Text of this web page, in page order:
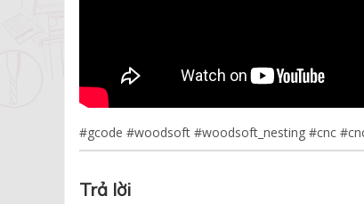
#gcode #woodsoft #woodsoft_nesting #cnc
Trả lời